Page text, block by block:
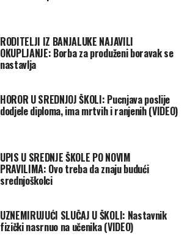
RODITELJI IZ BANJALUKE NAJAVILI
OKUPLJANJE: Borba za produženi boravak se
nastavlja
HOROR U SREDNJOJ ŠKOLI: Pucnjava poslije
dodjele diploma, ima mrtvih i ranjenih (VIDEO)
UPIS U SREDNJE ŠKOLE PO NOVIM
PRAVILIMA: Ovo treba da znaju budući
srednjoškolci
UZNEMIRUJUĆI SLUČAJ U ŠKOLI: Nastavnik
fizički nasrnuo na učenika (VIDEO)